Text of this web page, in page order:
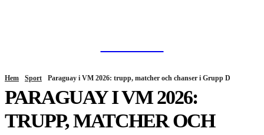
Hem Sport Paraguay i VM 2026: trupp, matcher och chanser i Grupp D
PARAGUAY I VM 2026:
TRUPP, MATCHER OCH